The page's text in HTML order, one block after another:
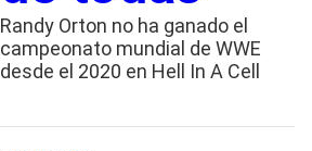
Randy Orton no ha ganado el
campeonato mundial de WWE
desde el 2020 en Hell In A Cell